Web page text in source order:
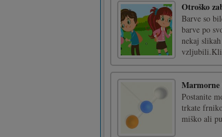
Otroško
Barve so
barve po
nekaj
Marmorne
Postanite
trkate
miško ali